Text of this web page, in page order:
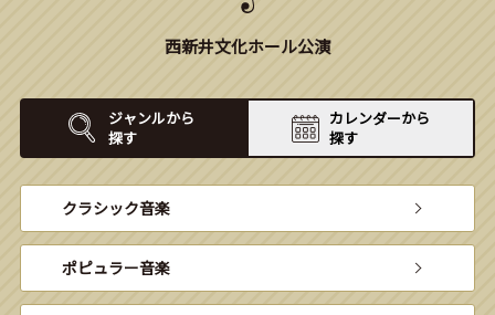
西新井文化ホール公演
ジャンルから
探す
カレンダーから
探す
クラシック音楽
ポピュラー音楽